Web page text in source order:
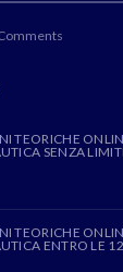
TEORICHE
SENZA
TEORICHE
ENTRO LE